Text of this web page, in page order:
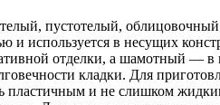
пустотелый,
и используется в несущих
отделки, а шамотный —
кладки. Для
пластичным и не слишком